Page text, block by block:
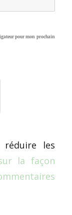
pour mon prochain
les
la façon